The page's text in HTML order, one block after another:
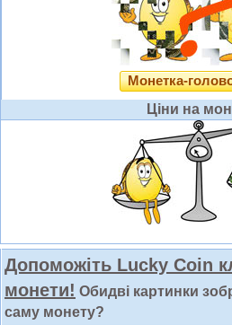
Монетка-
Ціни на
Допоможіть Lucky Coin
монети! Обидві картинки
саму монету?